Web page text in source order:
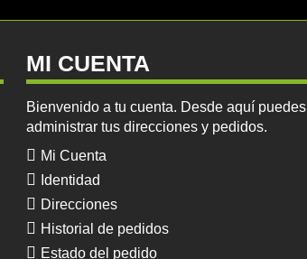
MI CUENTA
Bienvenido a tu cuenta. Desde aquí puedes
administrar tus direcciones y pedidos.
Mi Cuenta
Identidad
Direcciones
Historial de pedidos
Estado del pedido